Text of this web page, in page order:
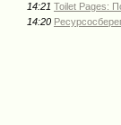
14:21 Toilet Pages:
14:20